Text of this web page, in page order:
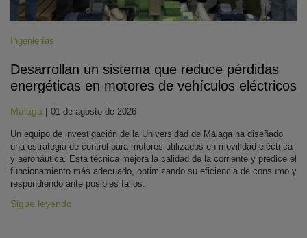
Ingenierías
Desarrollan un sistema que reduce pérdidas
energéticas en motores de vehículos eléctricos
Málaga | 01 de agosto de 2026
Un equipo de investigación de la Universidad de Málaga ha diseñado
una estrategia de control para motores utilizados en movilidad eléctrica
y aeronáutica. Esta técnica mejora la calidad de la corriente y predice el
funcionamiento más adecuado, optimizando su eficiencia de consumo y
respondiendo ante posibles fallos.
Sigue leyendo